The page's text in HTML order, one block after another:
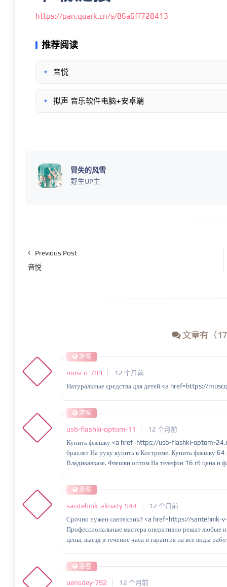
https://pan.quark.cn/s/86a6ff728413
推荐阅读
✦ 音悦
✦ 拟声 音乐软件电脑+安卓端
冒失的风雪
野生UP主
Previous Post
音悦
文章有（
游客
musco-789
12 个月前
Натуральные средства для детей <a href=https://
游客
usb-flashki-optom-11
12 个月前
Купить флешку <a href=https://usb-flashki-optom-
браслет На руку купить в Костроме. Купить флешку
Владикавказе. Флешки оптом На телефон 16 гб цена и
游客
santehnik-almaty-944
12 个月前
Срочно нужен сантехник? <a href=https://santehnik-
Профессиональные мастера оперативно решат любые
цены, выезд в течение часа и гарантия на все виды
游客
uensdey-792
12 个月前